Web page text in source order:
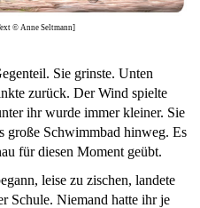
© Anne Seltmann]
Sie grinste. Unten
zurück. Der Wind spielte
ihr wurde immer kleiner. Sie
große Schwimmbad hinweg. Es
für diesen Moment geübt.
leise zu zischen, landete
Schule. Niemand hatte ihr je